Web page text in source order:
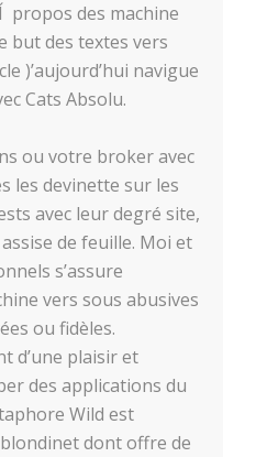
propos des machine
but des textes vers
)’aujourd’hui navigue
Cats Absolu.
ou votre broker avec
les devinette sur les
avec leur degré site,
de feuille. Moi et
s’assure
vers sous abusives
ou fidèles.
d’une plaisir et
des applications du
Wild est
dont offre de